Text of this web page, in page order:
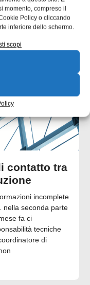
momento, compreso il
Policy o cliccando
inferiore dello schermo.
scopi
contatto tra
incomplete
nella seconda parte
fa ci
tecniche
di